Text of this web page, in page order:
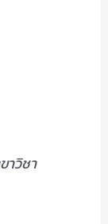
าวิชา